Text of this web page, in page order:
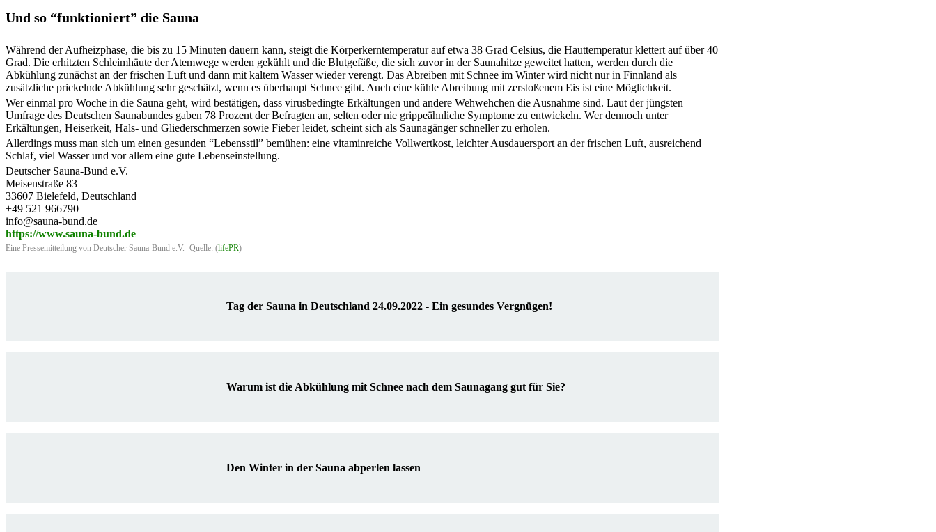
Und so “funktioniert” die Sauna
Während der Aufheizphase, die bis zu 15 Minuten dauern kann, steigt die Körperkerntemperatur auf etwa 38 Grad Celsius, die Hauttemperatur klettert auf über 40
Grad. Die erhitzten Schleimhäute der Atemwege werden gekühlt und die Blutgefäße, die sich zuvor in der Saunahitze geweitet hatten, werden durch die
Abkühlung zunächst an der frischen Luft und dann mit kaltem Wasser wieder verengt. Das Abreiben mit Schnee im Winter wird nicht nur in Finnland als
zusätzliche prickelnde Abkühlung sehr geschätzt, wenn es überhaupt Schnee gibt. Auch eine kühle Abreibung mit zerstoßenem Eis ist eine Möglichkeit.
Wer einmal pro Woche in die Sauna geht, wird bestätigen, dass virusbedingte Erkältungen und andere Wehwehchen die Ausnahme sind. Laut der jüngsten
Umfrage des Deutschen Saunabundes gaben 78 Prozent der Befragten an, selten oder nie grippeähnliche Symptome zu entwickeln. Wer dennoch unter
Erkältungen, Heiserkeit, Hals- und Gliederschmerzen sowie Fieber leidet, scheint sich als Saunagänger schneller zu erholen.
Allerdings muss man sich um einen gesunden “Lebensstil” bemühen: eine vitaminreiche Vollwertkost, leichter Ausdauersport an der frischen Luft, ausreichend
Schlaf, viel Wasser und vor allem eine gute Lebenseinstellung.
Deutscher Sauna-Bund e.V.
Meisenstraße 83
33607 Bielefeld, Deutschland
+49 521 966790
info@sauna-bund.de
https://www.sauna-bund.de
Eine Pressemitteilung von Deutscher Sauna-Bund e.V.- Quelle: (lifePR)
Tag der Sauna in Deutschland 24.09.2022 - Ein gesundes Vergnügen!
Warum ist die Abkühlung mit Schnee nach dem Saunagang gut für Sie?
Den Winter in der Sauna abperlen lassen